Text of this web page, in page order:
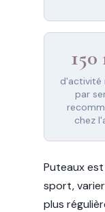
d'activité
par
chez
Puteaux
sport,
plus